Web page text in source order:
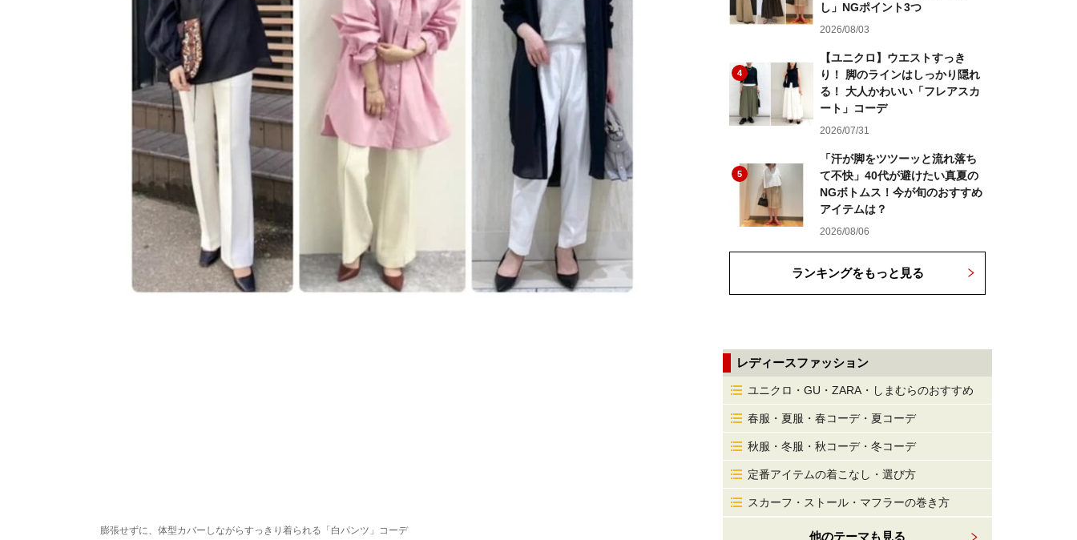
膨張せずに、体型カバーしながらすっきり着られる「白パンツ」コーデ
し」NGポイント3つ
2026/08/03
4
【ユニクロ】ウエストすっき
り！ 脚のラインはしっかり隠れ
る！ 大人かわいい「フレアスカ
ート」コーデ
2026/07/31
5
「汗が脚をツツーッと流れ落ち
て不快」40代が避けたい真夏の
NGボトムス！今が旬のおすすめ
アイテムは？
2026/08/06
ランキングをもっと見る
レディースファッション
ユニクロ・GU・ZARA・しまむらのおすすめ
春服・夏服・春コーデ・夏コーデ
秋服・冬服・秋コーデ・冬コーデ
定番アイテムの着こなし・選び方
スカーフ・ストール・マフラーの巻き方
他のテーマも見る